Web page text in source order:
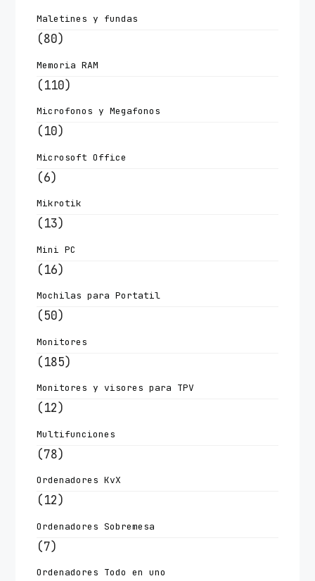
Maletines y fundas
(80)
Memoria RAM
(110)
Microfonos y Megafonos
(10)
Microsoft Office
(6)
Mikrotik
(13)
Mini PC
(16)
Mochilas para Portatil
(50)
Monitores
(185)
Monitores y visores para TPV
(12)
Multifunciones
(78)
Ordenadores KvX
(12)
Ordenadores Sobremesa
(7)
Ordenadores Todo en uno